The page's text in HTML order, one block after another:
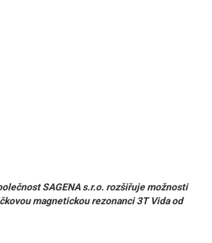
SAGENA s.r.o. rozšiřuje možnosti
magnetickou rezonanci 3T Vida od